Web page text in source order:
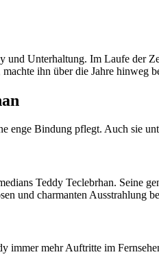
und Unterhaltung. Im Laufe der
ihn über die Jahre hinweg
enge Bindung pflegt. Auch sie
Teddy Teclebrhan. Seine
und charmanten Ausstrahlung
immer mehr Auftritte im